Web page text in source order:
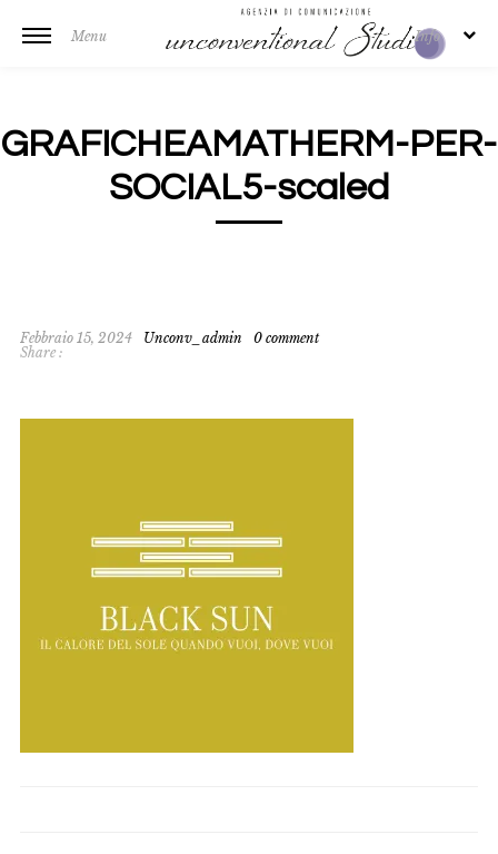
Menu Info
GRAFICHEAMATHERM-PER-
SOCIAL5-scaled
Febbraio 15, 2024 Unconv_admin
0 comment
Share :